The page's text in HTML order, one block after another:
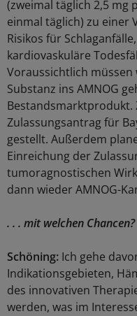
(zweimal täglich 2,5 mg
einmal täglich) zu einer
Risikos für
kardiovaskuläre
Voraussichtlich
Substanz ins AMNOG
Bestandsmarktprodukt.
Zulassungsantrag für
gestellt. Außerdem
Einreichung der
tumoragnostischen
dann wieder AMNOG-
. . . mit welchen Chancen?
Schöning: Ich gehe
Indikationsgebieten,
des innovativen
werden, was im